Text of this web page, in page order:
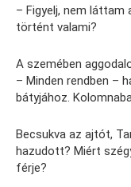
– Figyelj, nem láttam
történt valami?
A szemében
– Minden rendben –
bátyjához.
Becsukva az ajtót,
hazudott? Miért
férje?